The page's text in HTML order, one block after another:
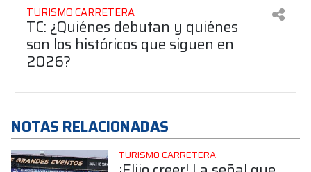
TURISMO CARRETERA
TC: ¿Quiénes debutan y quiénes
son los históricos que siguen en
2026?
NOTAS RELACIONADAS
TURISMO CARRETERA